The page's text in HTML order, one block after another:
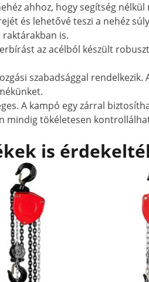
ahhoz, hogy segítség
és lehetővé teszi a nehéz
is.
az acélból készült
szabadsággal rendelkezik.
A kampó egy zárral
mindig tökéletesen
is